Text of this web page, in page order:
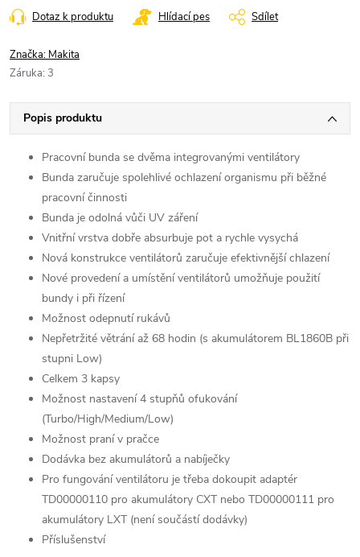
Dotaz k produktu Hlídací pes Sdílet
Značka: Makita
Záruka: 3
Popis produktu
Pracovní bunda se dvěma integrovanými ventilátory
Bunda zaručuje spolehlivé ochlazení organismu při běžné
pracovní činnosti
Bunda je odolná vůči UV záření
Vnitřní vrstva dobře absurbuje pot a rychle vysychá
Nová konstrukce ventilátorů zaručuje efektivnější chlazení
Nové provedení a umístění ventilátorů umožňuje použití
bundy i při řízení
Možnost odepnutí rukávů
Nepřetržité větrání až 68 hodin (s akumulátorem BL1860B při
stupni Low)
Celkem 3 kapsy
Možnost nastavení 4 stupňů ofukování
(Turbo/High/Medium/Low)
Možnost praní v pračce
Dodávka bez akumulátorů a nabíječky
Pro fungování ventilátoru je třeba dokoupit adaptér
TD00000110 pro akumulátory CXT nebo TD00000111 pro
akumulátory LXT (není součástí dodávky)
Příslušenství